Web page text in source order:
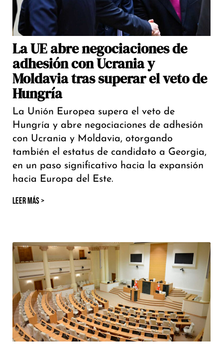
La UE abre negociaciones de
adhesión con Ucrania y
Moldavia tras superar el veto de
Hungría
La Unión Europea supera el veto de
Hungría y abre negociaciones de adhesión
con Ucrania y Moldavia, otorgando
también el estatus de candidato a Georgia,
en un paso significativo hacia la expansión
hacia Europa del Este.
LEER MÁS >